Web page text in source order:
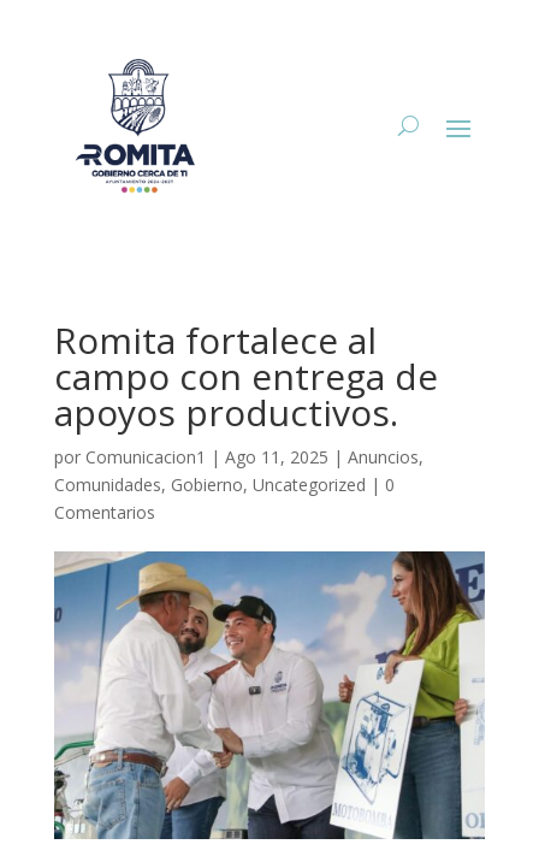
Romita fortalece al
campo con entrega de
apoyos productivos.
por Comunicacion1 | Ago 11, 2025 | Anuncios,
Comunidades, Gobierno, Uncategorized | 0
Comentarios